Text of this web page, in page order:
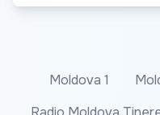
Moldova 1